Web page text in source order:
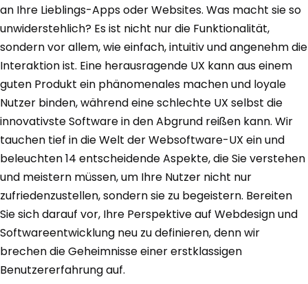
an Ihre Lieblings-Apps oder Websites. Was macht sie so
unwiderstehlich? Es ist nicht nur die Funktionalität,
sondern vor allem, wie einfach, intuitiv und angenehm die
Interaktion ist. Eine herausragende UX kann aus einem
guten Produkt ein phänomenales machen und loyale
Nutzer binden, während eine schlechte UX selbst die
innovativste Software in den Abgrund reißen kann. Wir
tauchen tief in die Welt der Websoftware-UX ein und
beleuchten 14 entscheidende Aspekte, die Sie verstehen
und meistern müssen, um Ihre Nutzer nicht nur
zufriedenzustellen, sondern sie zu begeistern. Bereiten
Sie sich darauf vor, Ihre Perspektive auf Webdesign und
Softwareentwicklung neu zu definieren, denn wir
brechen die Geheimnisse einer erstklassigen
Benutzererfahrung auf.